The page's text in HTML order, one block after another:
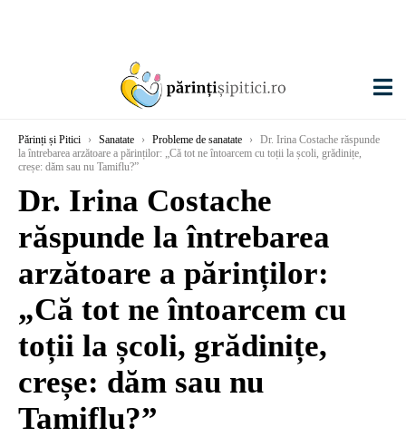
Părinți și Pitici › Sanatate › Probleme de sanatate ›
Dr. Irina Costache răspunde
la întrebarea arzătoare a părinților: „Că tot ne întoarcem cu toții la școli, grădinițe,
creșe: dăm sau nu Tamiflu?”
Dr. Irina Costache
răspunde la întrebarea
arzătoare a părinților:
„Că tot ne întoarcem cu
toții la școli, grădinițe,
creșe: dăm sau nu
Tamiflu?”